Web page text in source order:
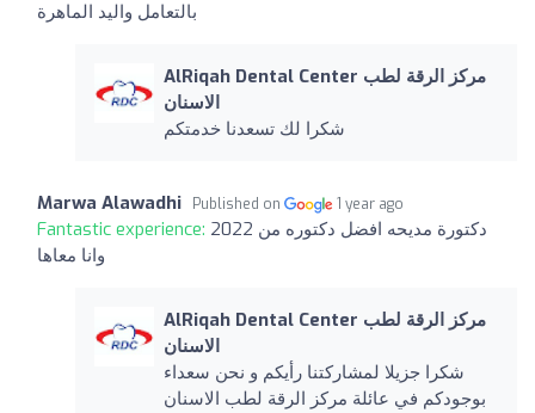
بالتعامل واليد الماهرة
AlRiqah Dental Center مركز الرقة لطب
الاسنان
شكرا لك تسعدنا خدمتكم
Marwa Alawadhi Published on 1 year ago
Fantastic experience: دكتورة مديحه افضل دكتوره من 2022
وانا معاها
AlRiqah Dental Center مركز الرقة لطب
الاسنان
شكرا جزيلا لمشاركتنا رأيكم و نحن سعداء
بوجودكم في عائلة مركز الرقة لطب الاسنان